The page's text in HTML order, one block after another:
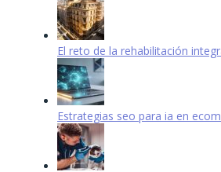
El reto de la rehabilitación
Estrategias seo para ia en